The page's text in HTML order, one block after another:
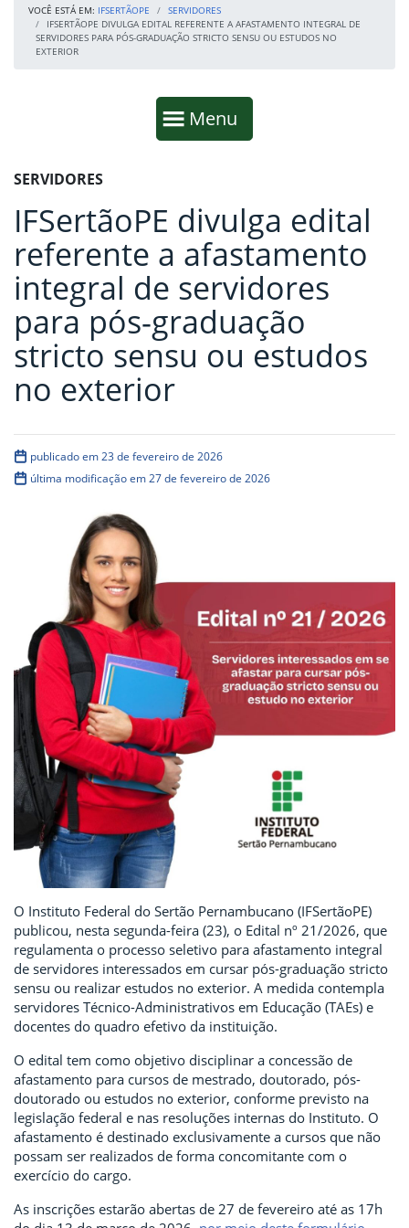
VOCÊ ESTÁ EM: IFSERTÃOPE
SERVIDORES
IFSERTÃOPE DIVULGA EDITAL REFERENTE A AFASTAMENTO INTEGRAL DE
SERVIDORES PARA PÓS-GRADUAÇÃO STRICTO SENSU OU ESTUDOS NO
EXTERIOR
Mostrar
Menu
Fim da navegação
Início do conteúdo
SERVIDORES
IFSertãoPE divulga edital
referente a afastamento
integral de servidores
para pós-graduação
stricto sensu ou estudos
no exterior
publicado em 23 de fevereiro de 2026
última modificação em 27 de fevereiro de 2026
O Instituto Federal do Sertão Pernambucano (IFSertãoPE)
publicou, nesta segunda-feira (23), o Edital nº 21/2026, que
regulamenta o processo seletivo para afastamento integral
de servidores interessados em cursar pós-graduação stricto
sensu ou realizar estudos no exterior. A medida contempla
servidores Técnico-Administrativos em Educação (TAEs) e
docentes do quadro efetivo da instituição.
O edital tem como objetivo disciplinar a concessão de
afastamento para cursos de mestrado, doutorado, pós-
doutorado ou estudos no exterior, conforme previsto na
legislação federal e nas resoluções internas do Instituto. O
afastamento é destinado exclusivamente a cursos que não
possam ser realizados de forma concomitante com o
exercício do cargo.
As inscrições estarão abertas de 27 de fevereiro até as 17h